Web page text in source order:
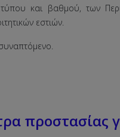
τύπου και βαθμού, των
εστιών.
προστασίας